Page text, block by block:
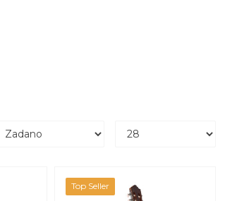
Top Seller